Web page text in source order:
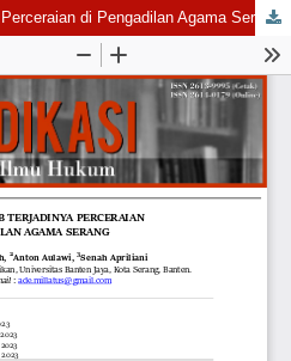
di Pengadilan Agama Serang